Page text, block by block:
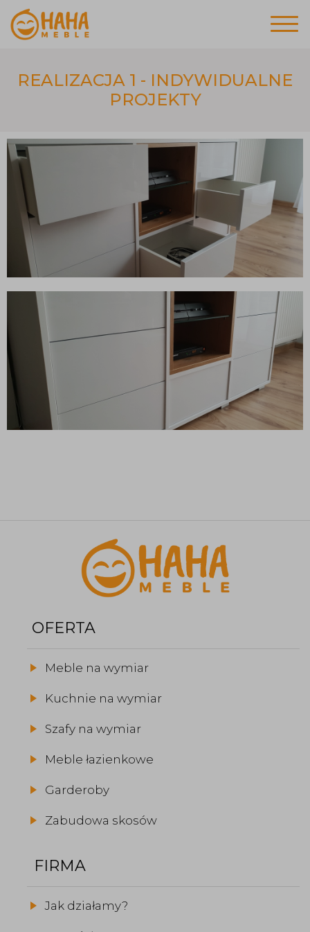
REALIZACJA 1 - INDYWIDUALNE
PROJEKTY
OFERTA
Meble na wymiar
Kuchnie na wymiar
Szafy na wymiar
Meble łazienkowe
Garderoby
Zabudowa skosów
FIRMA
Jak działamy?